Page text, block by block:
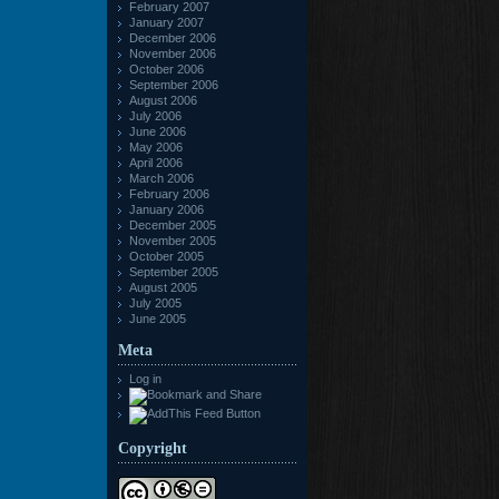
February 2007
January 2007
December 2006
November 2006
October 2006
September 2006
August 2006
July 2006
June 2006
May 2006
April 2006
March 2006
February 2006
January 2006
December 2005
November 2005
October 2005
September 2005
August 2005
July 2005
June 2005
Meta
Log in
Copyright